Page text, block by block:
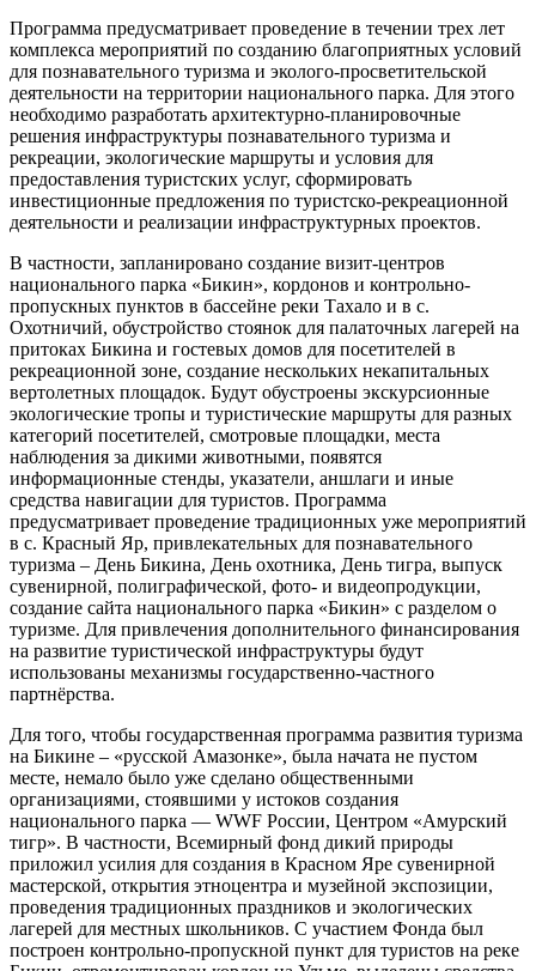
Программа предусматривает проведение в течении трех лет
комплекса мероприятий по созданию благоприятных условий
для познавательного туризма и эколого-просветительской
деятельности на территории национального парка. Для этого
необходимо разработать архитектурно-планировочные
решения инфраструктуры познавательного туризма и
рекреации, экологические маршруты и условия для
предоставления туристских услуг, сформировать
инвестиционные предложения по туристско-рекреационной
деятельности и реализации инфраструктурных проектов.
В частности, запланировано создание визит-центров
национального парка «Бикин», кордонов и контрольно-
пропускных пунктов в бассейне реки Тахало и в с.
Охотничий, обустройство стоянок для палаточных лагерей на
притоках Бикина и гостевых домов для посетителей в
рекреационной зоне, создание нескольких некапитальных
вертолетных площадок. Будут обустроены экскурсионные
экологические тропы и туристические маршруты для разных
категорий посетителей, смотровые площадки, места
наблюдения за дикими животными, появятся
информационные стенды, указатели, аншлаги и иные
средства навигации для туристов. Программа
предусматривает проведение традиционных уже мероприятий
в с. Красный Яр, привлекательных для познавательного
туризма – День Бикина, День охотника, День тигра, выпуск
сувенирной, полиграфической, фото- и видеопродукции,
создание сайта национального парка «Бикин» с разделом о
туризме. Для привлечения дополнительного финансирования
на развитие туристической инфраструктуры будут
использованы механизмы государственно-частного
партнёрства.
Для того, чтобы государственная программа развития туризма
на Бикине – «русской Амазонке», была начата не пустом
месте, немало было уже сделано общественными
организациями, стоявшими у истоков создания
национального парка — WWF России, Центром «Амурский
тигр». В частности, Всемирный фонд дикий природы
приложил усилия для создания в Красном Яре сувенирной
мастерской, открытия этноцентра и музейной экспозиции,
проведения традиционных праздников и экологических
лагерей для местных школьников. С участием Фонда был
построен контрольно-пропускной пункт для туристов на реке